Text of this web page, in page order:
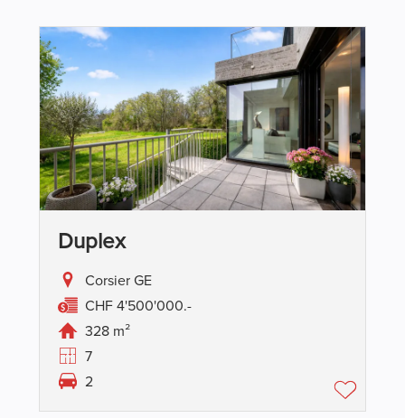
Duplex
Corsier GE
CHF 4'500'000.-
328 m²
7
2